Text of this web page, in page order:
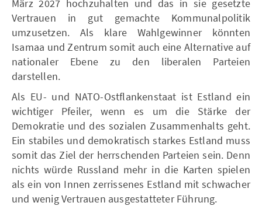
März 2027 hochzuhalten und das in sie gesetzte
Vertrauen in gut gemachte Kommunalpolitik
umzusetzen. Als klare Wahlgewinner könnten
Isamaa und Zentrum somit auch eine Alternative auf
nationaler Ebene zu den liberalen Parteien
darstellen.
Als EU- und NATO-Ostflankenstaat ist Estland ein
wichtiger Pfeiler, wenn es um die Stärke der
Demokratie und des sozialen Zusammenhalts geht.
Ein stabiles und demokratisch starkes Estland muss
somit das Ziel der herrschenden Parteien sein. Denn
nichts würde Russland mehr in die Karten spielen
als ein von Innen zerrissenes Estland mit schwacher
und wenig Vertrauen ausgestatteter Führung.